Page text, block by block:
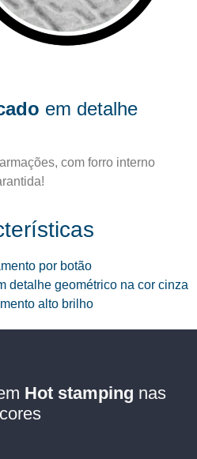
em detalhe
com forro interno
por botão
detalhe geométrico na cor cinza
alto brilho
Hot stamping nas
cores